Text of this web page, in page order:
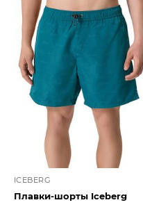
ICEBERG
Плавки-шорты Iceberg